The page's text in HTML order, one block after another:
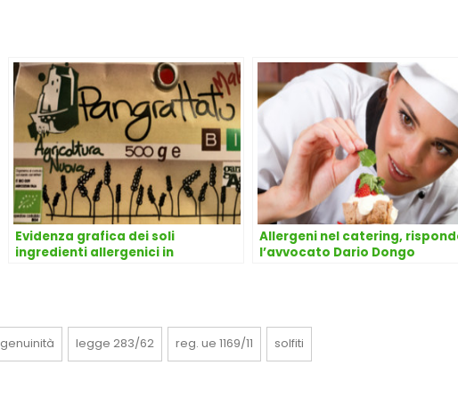
Evidenza grafica dei soli
ingredienti allergenici in
Allergeni nel catering,
l’avvocato Dario Dongo
genuinità legge 283/62 reg. ue 1169/11 solfiti